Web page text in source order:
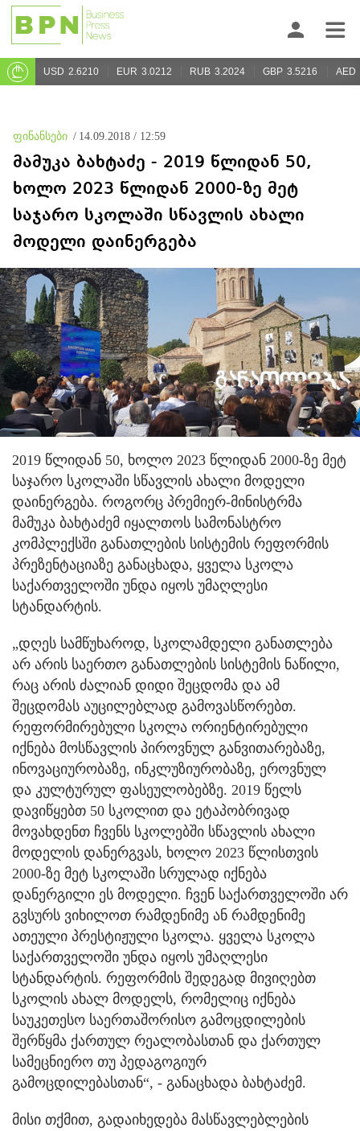
USD 2.6210 EUR 3.0212 RUB 3.2024 GBP 3.5216 AED
ფინანსები / 14.09.2018 / 12:59
მამუკა ბახტაძე - 2019 წლიდან 50,
ხოლო 2023 წლიდან 2000-ზე მეტ
საჯარო სკოლაში სწავლის ახალი
მოდელი დაინერგება
2019 წლიდან 50, ხოლო 2023 წლიდან 2000-ზე მეტ
საჯარო სკოლაში სწავლის ახალი მოდელი
დაინერგება. როგორც პრემიერ-მინისტრმა
მამუკა ბახტაძემ იყალთოს სამონასტრო
კომპლექსში განათლების სისტემის რეფორმის
პრეზენტაციაზე განაცხადა, ყველა სკოლა
საქართველოში უნდა იყოს უმაღლესი
სტანდარტის.
„დღეს სამწუხაროდ, სკოლამდელი განათლება
არ არის საერთო განათლების სისტემის ნაწილი,
რაც არის ძალიან დიდი შეცდომა და ამ
შეცდომას აუცილებლად გამოვასწორებთ.
რეფორმირებული სკოლა ორიენტირებული
იქნება მოსწავლის პიროვნულ განვითარებაზე,
ინოვაციურობაზე, ინკლუზიურობაზე, ეროვნულ
და კულტურულ ფასეულობებზე. 2019 წელს
დავიწყებთ 50 სკოლით და ეტაპობრივად
მოვახდენთ ჩვენს სკოლებში სწავლის ახალი
მოდელის დანერგვას, ხოლო 2023 წლისთვის
2000-ზე მეტ სკოლაში სრულად იქნება
დანერგილი ეს მოდელი. ჩვენ საქართველოში არ
გვსურს ვიხილოთ რამდენიმე ან რამდენიმე
ათეული პრესტიჟული სკოლა. ყველა სკოლა
საქართველოში უნდა იყოს უმაღლესი
სტანდარტის. რეფორმის შედეგად მივიღებთ
სკოლის ახალ მოდელს, რომელიც იქნება
საუკეთესო საერთაშორისო გამოცდილების
შერწყმა ქართულ რეალობასთან და ქართულ
სამეცნიერო თუ პედაგოგიურ
გამოცდილებასთან“, - განაცხადა ბახტაძემ.
მისი თქმით, გადაიხედება მასწავლებლების